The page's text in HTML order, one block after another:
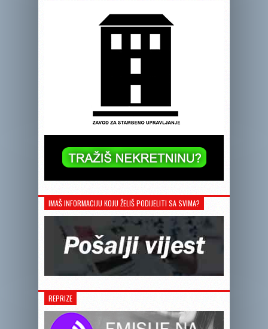
IMAŠ INFORMACIJU KOJU ŽELIŠ PODIJELITI SA SVIMA?
REPRIZE